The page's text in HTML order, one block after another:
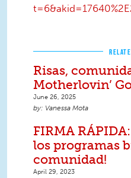
Risas,
Motherlovin’
June 26, 2025
Vanessa Mota
FIRMA
los programas
comunidad!
April 29, 2023